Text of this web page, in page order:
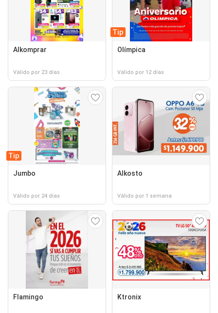
Alkomprar
Válido por 23 días
Tip
Olímpica
Válido por 12 días
Tip
Jumbo
Válido por 24 días
Alkosto
Válido por 1 semana
Flamingo Ktronix